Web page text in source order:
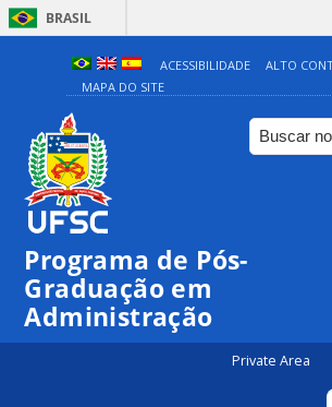
BRASIL
ACESSIBILIDADE
ALTO
MAPA DO SITE
Programa de Pós-
Graduação em
Administração
Private Area